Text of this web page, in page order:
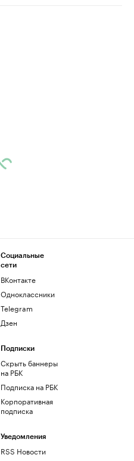
Социальные
сети
ВКонтакте
Одноклассники
Telegram
Дзен
Подписки
Скрыть баннеры
на РБК
Подписка на РБК
Корпоративная
подписка
Уведомления
RSS Новости